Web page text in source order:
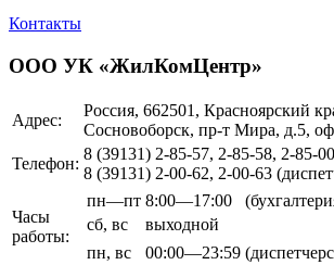
Контакты
ООО УК «ЖилКомЦентр»
Адрес:
Россия, 662501, Красноярский
Сосновоборск, пр-т Мира, д.5,
Телефон:
8 (39131) 2-85-57, 2-85-58, 2-85-
8 (39131) 2-00-62, 2-00-63
Часы
работы:
пн—пт 8:00—17:00
сб, вс
выходной
пн, вс 00:00—23:59